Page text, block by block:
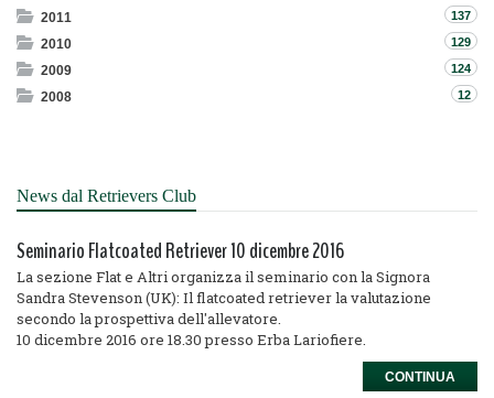
2011 137
2010 129
2009 124
2008 12
News dal Retrievers Club
Seminario Flatcoated Retriever 10 dicembre 2016
La sezione Flat e Altri organizza il seminario con la Signora
Sandra Stevenson (UK): Il flatcoated retriever la valutazione
secondo la prospettiva dell'allevatore.
10 dicembre 2016 ore 18.30 presso Erba Lariofiere.
CONTINUA